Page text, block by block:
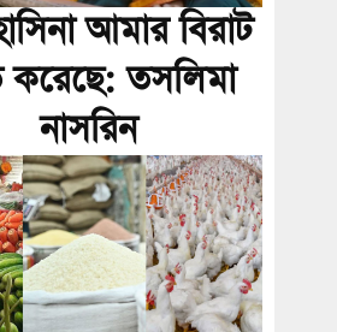
আমার বিরাট
করেছে: তসলিমা
নাসরিন